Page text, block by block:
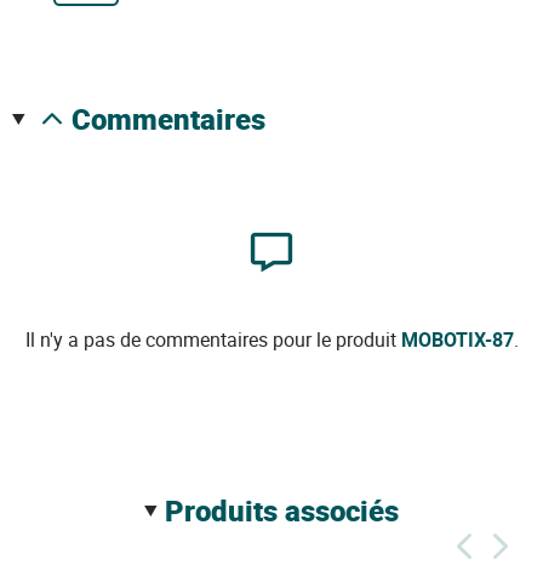
commentaires
Il n'y a pas de commentaires pour le produit MOBOTIX-87.
produits associés